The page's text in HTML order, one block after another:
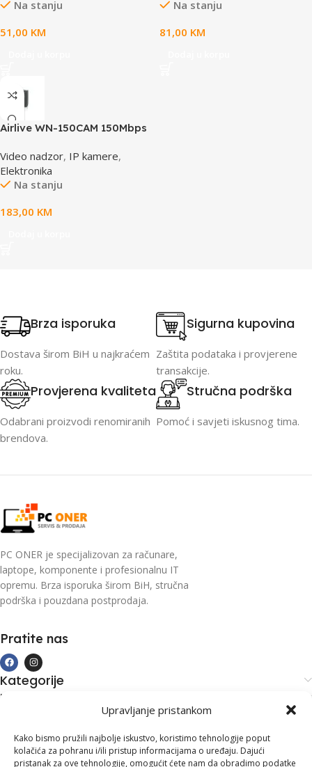
Upravljanje pristankom
Kako bismo pružili najbolje iskustvo, koristimo tehnologije poput
kolačića za pohranu i/ili pristup informacijama o uređaju. Dajući
pristanak za ove tehnologije, omogućit ćete nam da obradimo podatke
Na stanju
51,00 KM
Na stanju
81,00 KM
Airlive WN-150CAM 150Mbps
Video nadzor, IP kamere,
Elektronika
Na stanju
183,00 KM
Brza isporuka
Dostava širom BiH u najkraćem
roku.
Sigurna kupovina
Zaštita podataka i provjerene
transakcije.
Provjerena kvaliteta
Odabrani proizvodi renomiranih
brendova.
Stručna podrška
Pomoć i savjeti iskusnog tima.
PC ONER je specijalizovan za računare,
laptope, komponente i profesionalnu IT
opremu. Brza isporuka širom BiH, stručna
podrška i pouzdana postprodaja.
Pratite nas
Kategorije
Kupovina i podrška
Kontakt informacije
Branilaca Bosne, 75 300 Lukavac